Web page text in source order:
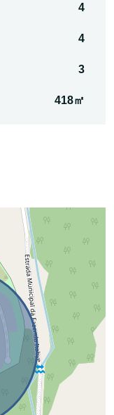
4
4
3
418㎡